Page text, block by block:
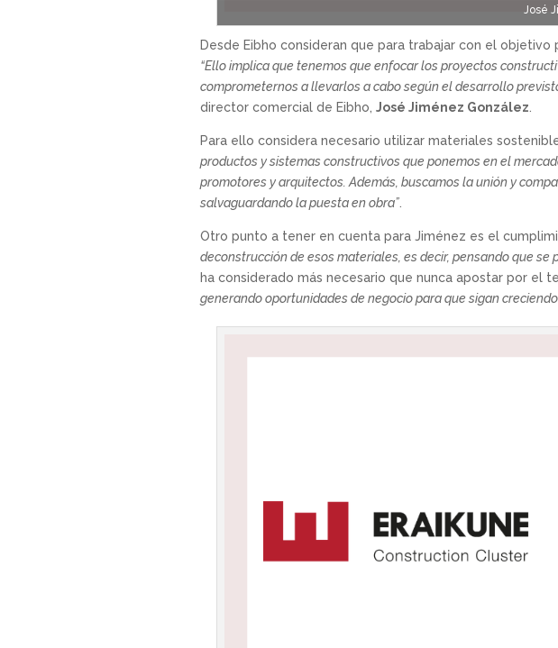
José
Desde Eibho consideran que para trabajar con el
“Ello implica que tenemos que enfocar los proyectos
comprometernos a llevarlos a cabo según el desarrollo
director comercial de Eibho, José Jiménez González.
Para ello considera necesario utilizar materiales
productos y sistemas constructivos que ponemos en el
promotores y arquitectos. Además, buscamos la unión y
salvaguardando la puesta en obra”.
Otro punto a tener en cuenta para Jiménez es el
deconstrucción de esos materiales, es decir, pensando que se
ha considerado más necesario que nunca apostar por el
generando oportunidades de negocio para que sigan